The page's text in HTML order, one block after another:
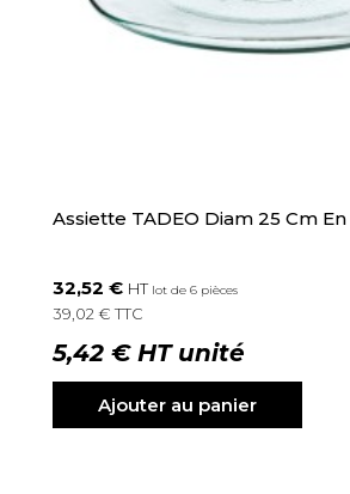
Assiette TADEO Diam 25 Cm
32,52 € HT lot de 6 pièces
39,02 € TTC
5,42 € HT unité
Ajouter au panier